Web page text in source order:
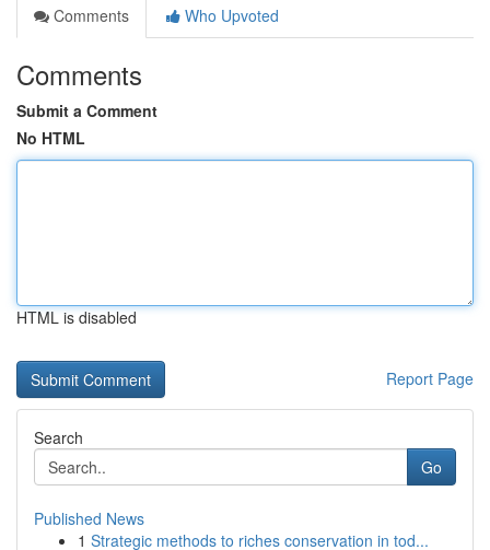
Comments
Who Upvoted
Comments
Submit a Comment
No HTML
HTML is disabled
Report Page
Search
Go
Published News
1 Strategic methods to riches conservation in tod...